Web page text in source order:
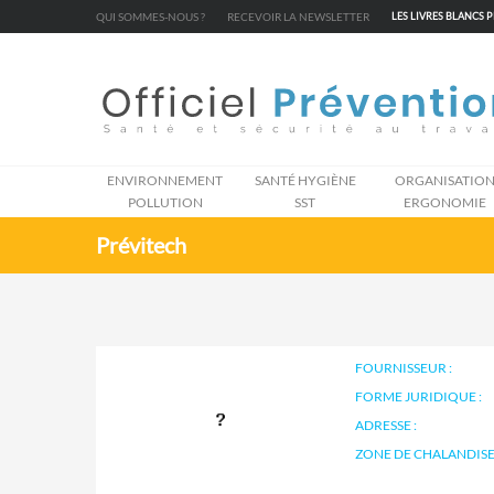
QUI SOMMES-NOUS ? RECEVOIR LA NEWSLETTER LES LIVRES BLANCS
ENVIRONNEMENT
POLLUTION
SANTÉ HYGIÈNE
SST
ORGANISATION
ERGONOMIE
Prévitech
FOURNISSEUR :
FORME JURIDIQUE :
ADRESSE :
ZONE DE
Cookies management panel